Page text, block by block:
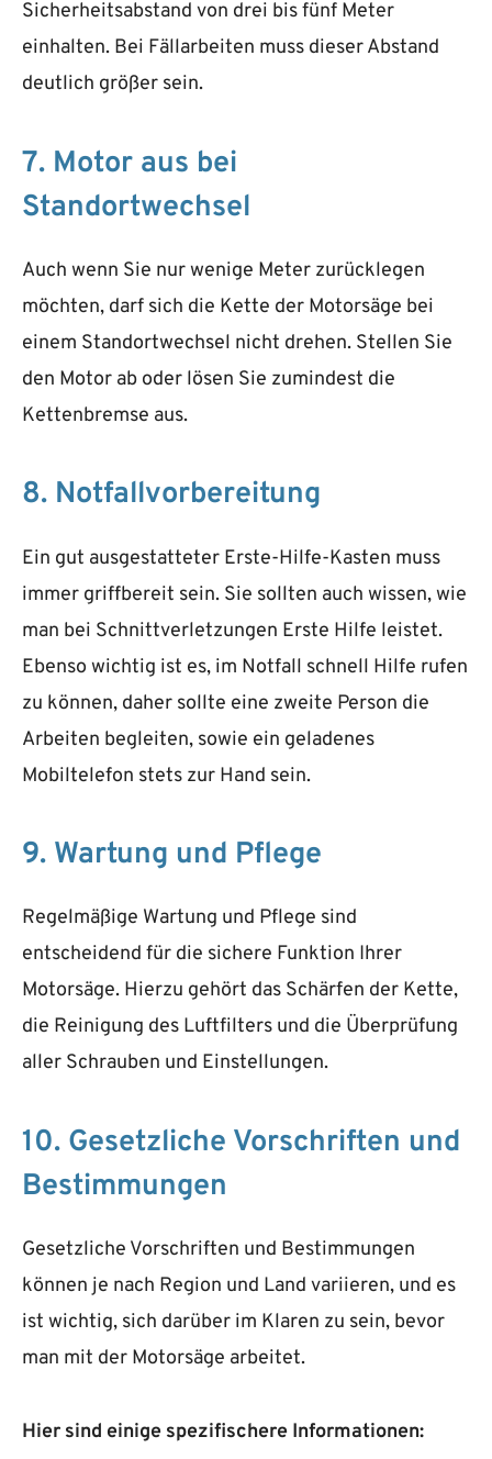
Sicherheitsabstand von drei bis fünf Meter
einhalten. Bei Fällarbeiten muss dieser Abstand
deutlich größer sein.
7. Motor aus bei
Standortwechsel
Auch wenn Sie nur wenige Meter zurücklegen
möchten, darf sich die Kette der Motorsäge bei
einem Standortwechsel nicht drehen. Stellen Sie
den Motor ab oder lösen Sie zumindest die
Kettenbremse aus.
8. Notfallvorbereitung
Ein gut ausgestatteter Erste-Hilfe-Kasten muss
immer griffbereit sein. Sie sollten auch wissen, wie
man bei Schnittverletzungen Erste Hilfe leistet.
Ebenso wichtig ist es, im Notfall schnell Hilfe rufen
zu können, daher sollte eine zweite Person die
Arbeiten begleiten, sowie ein geladenes
Mobiltelefon stets zur Hand sein.
9. Wartung und Pflege
Regelmäßige Wartung und Pflege sind
entscheidend für die sichere Funktion Ihrer
Motorsäge. Hierzu gehört das Schärfen der Kette,
die Reinigung des Luftfilters und die Überprüfung
aller Schrauben und Einstellungen.
10. Gesetzliche Vorschriften und
Bestimmungen
Gesetzliche Vorschriften und Bestimmungen
können je nach Region und Land variieren, und es
ist wichtig, sich darüber im Klaren zu sein, bevor
man mit der Motorsäge arbeitet.
Hier sind einige spezifischere Informationen: